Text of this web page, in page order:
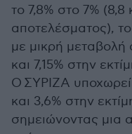
το 7,8% στο 7% (8,8
αποτελέσματος),
με μικρή μεταβολή
και 7,15% στην
Ο ΣΥΡΙΖΑ υποχωρεί
και 3,6% στην
σημειώνοντας μια